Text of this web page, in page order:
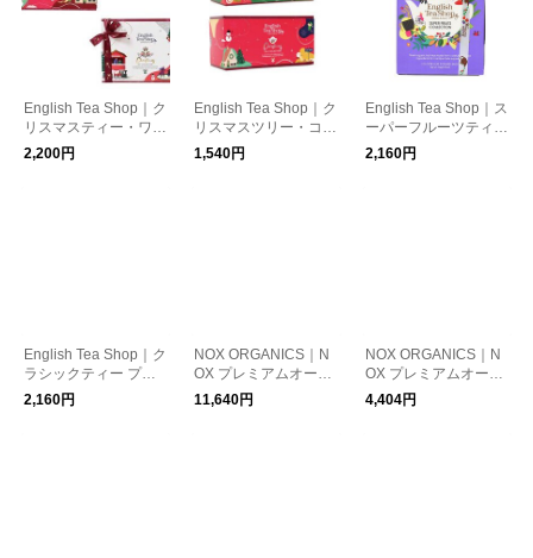
English Tea Shop｜ク
リスマスティー・ワン
ダー 6種12袋 紅茶 ハ
ーブティー オーガニ
2,200円
English Tea Shop｜ク
リスマスツリー・コレ
クション・グリーン・
ワンダー 6種6袋入り
1,540円
English Tea Shop｜ス
ーパーフルーツティー
プリズム 6種12袋入り
紅茶 ハーブティー オ
2,160円
English Tea Shop｜ク
ラシックティー プリ
ズム 12種12袋入り 紅
茶 ハーブティー オー
2,160円
NOX ORGANICS｜N
OX プレミアムオーガ
ニックチョコレート
ミックス 90粒
11,640円
NOX ORGANICS｜N
OX プレミアムオーガ
ニックチョコレート
オリジナル30粒
4,404円